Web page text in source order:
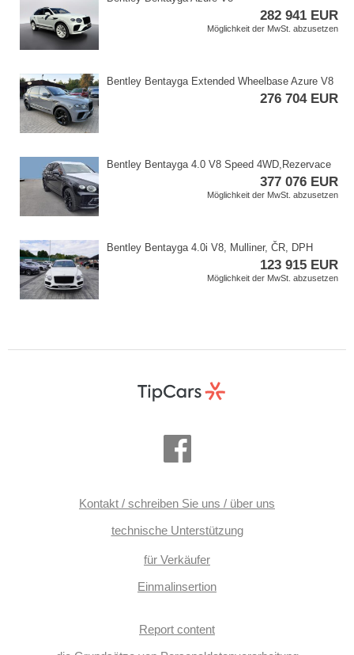
282 941 EUR
Möglichkeit der MwSt. abzusetzen
Bentley Bentayga Extended Wheelbase Azure V8
276 704 EUR
Bentley Bentayga 4.0 V8 Speed 4WD,​Rezervace
377 076 EUR
Möglichkeit der MwSt. abzusetzen
Bentley Bentayga 4.0i V8,​ Mulliner,​ ČR,​ DPH
123 915 EUR
Möglichkeit der MwSt. abzusetzen
Kontakt / schreiben Sie uns / über uns
technische Unterstützung
für Verkäufer
Einmalinsertion
Report content